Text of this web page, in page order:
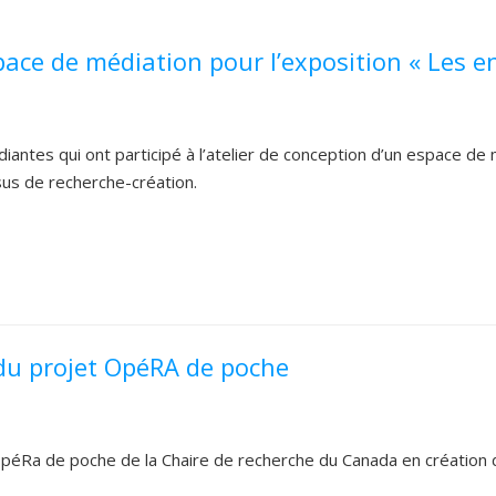
de médiation pour l’exposition « Les
qui ont participé à l’atelier de conception d’un espace de
de recherche-création.
projet OpéRA de poche
de poche de la Chaire de recherche du Canada en